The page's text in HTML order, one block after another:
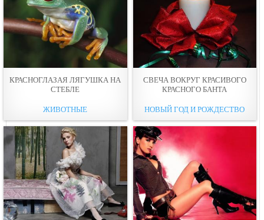
КРАСНОГЛАЗАЯ ЛЯГУШКА НА
СТЕБЛЕ
ЖИВОТНЫЕ
СВЕЧА ВОКРУГ КРАСИВОГО
КРАСНОГО БАНТА
НОВЫЙ ГОД И РОЖДЕСТВО